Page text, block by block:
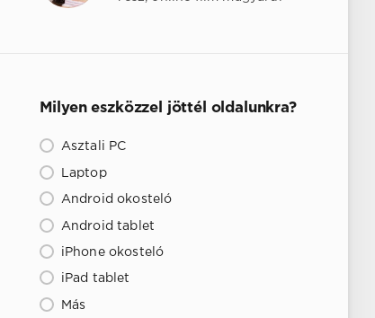
Milyen eszközzel jöttél oldalunkra?
Asztali PC
Laptop
Android okosteló
Android tablet
iPhone okosteló
iPad tablet
Más